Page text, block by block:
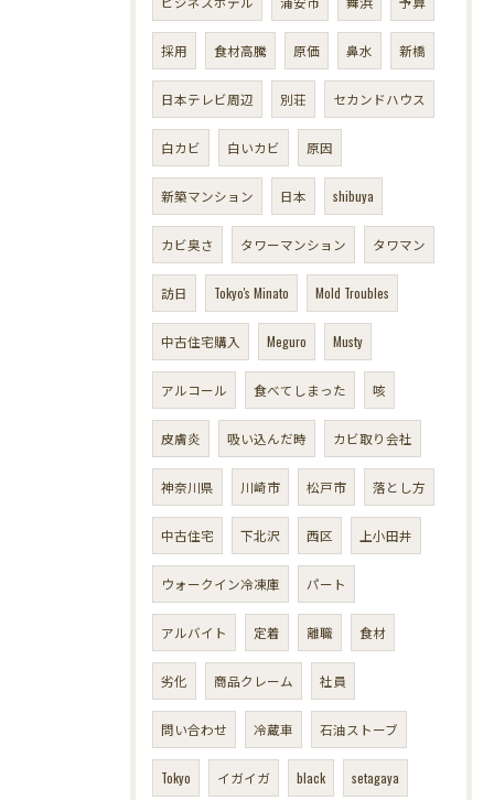
採用 食材高騰 原価 鼻水 新橋
日本テレビ周辺 別荘 セカンドハウス
白カビ 白いカビ 原因
新築マンション 日本 shibuya
カビ臭さ タワーマンション タワマン
訪日 Tokyo's Minato Mold Troubles
中古住宅購入 Meguro Musty
アルコール 食べてしまった 咳
皮膚炎 吸い込んだ時 カビ取り会社
神奈川県 川崎市 松戸市 落とし方
中古住宅 下北沢 西区 上小田井
ウォークイン冷凍庫 パート
アルバイト 定着 離職 食材
劣化 商品クレーム 社員
問い合わせ 冷蔵車 石油ストーブ
Tokyo イガイガ black setagaya